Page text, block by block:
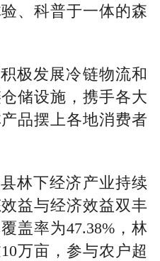
、科普于一体的森
极发展冷链物流和
储设施，携手各大
品摆上各地消费者
林下经济产业持续
益与经济效益双丰
盖率为47.38%，林
万亩，参与农户超